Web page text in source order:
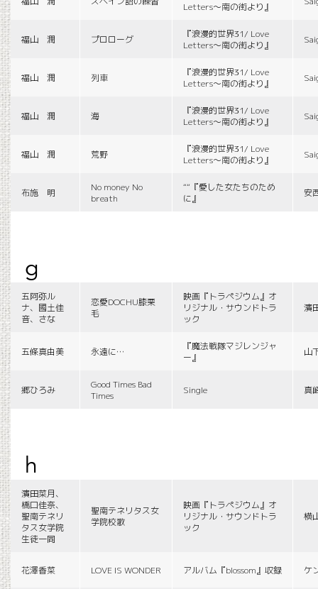
Letters〜南の街より』
福山 潤 プロローグ
『浪漫的世界31/ Love
Letters〜南の街より』
福山 潤 列車
『浪漫的世界31/ Love
Letters〜南の街より』
福山 潤 海
『浪漫的世界31/ Love
Letters〜南の街より』
福山 潤 荒野
『浪漫的世界31/ Love
Letters〜南の街より』
布施 明
No money No
breath
““『愛した女たちのため
に』
安
g
五阿弥ル
ナ、國土佳
音、さな
恋愛DOCHU膝栗
毛
映画『トラペジウム』オ
リジナル・サウンドトラ
ック
濱
五條真由美 永遠に…
『魔法戦隊マジレンジャ
ー』
山
郷ひろみ
Good Times Bad
Times
Single 真
h
濱田菜月、
橋口佳奈、
聖南テネリ
タス女学院
生徒一同
聖南テネリタス女
学院校歌
映画『トラペジウム』オ
リジナル・サウンドトラ
ック
横
花澤香菜 LOVE IS WONDER アルバム『blossom』収録 ケ